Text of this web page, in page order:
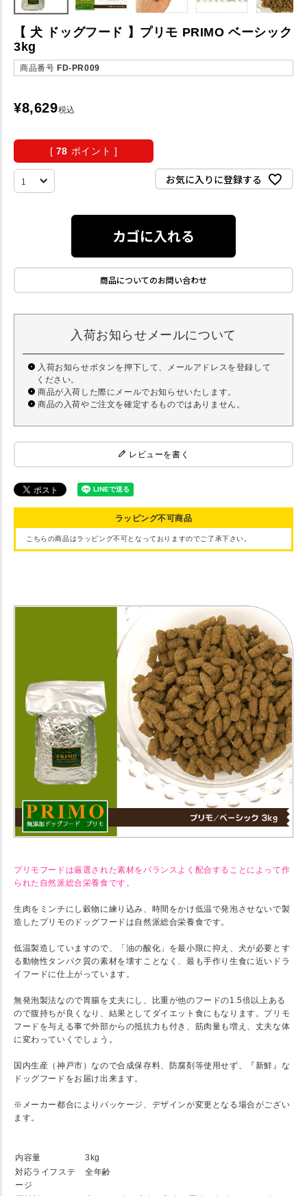
【 犬 ドッグフード 】プリモ PRIMO ベーシック
3kg
商品番号 FD-PR009
¥8,629税込
[ 78 ポイント ]
お気に入りに登録する
カゴに入れる
商品についてのお問い合わせ
入荷お知らせメールについて
入荷お知らせボタンを押下して、メールアドレスを登録して
ください。
商品が入荷した際にメールでお知らせいたします。
商品の入荷やご注文を確定するものではありません。
レビューを書く
ラッピング不可商品
こちらの商品はラッピング不可となっておりますのでご了承下さい。
プリモフードは厳選された素材をバランスよく配合することによって作
られた自然派総合栄養食です。
生肉をミンチにし穀物に練り込み、時間をかけ低温で発泡させないで製
造したプリモのドッグフードは自然派総合栄養食です。
低温製造していますので、「油の酸化」を最小限に抑え、犬が必要とす
る動物性タンパク質の素材を壊すことなく、最も手作り生食に近いドラ
イフードに仕上がっています。
無発泡製法なので胃腸を丈夫にし、比重が他のフードの1.5倍以上ある
ので腹持ちが良くなり、結果としてダイエット食にもなります。プリモ
フードを与える事で外部からの抵抗力も付き、筋肉量も増え、丈夫な体
に変わっていくでしょう。
国内生産（神戸市）なので合成保存料、防腐剤等使用せず、『新鮮』な
ドッグフードをお届け出来ます。
※メーカー都合によりパッケージ、デザインが変更となる場合がござい
ます。
内容量
3kg
対応ライフステ
ージ
全年齢